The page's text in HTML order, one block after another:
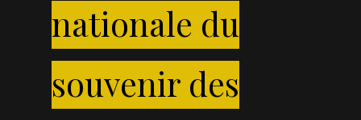
nationale du
souvenir des